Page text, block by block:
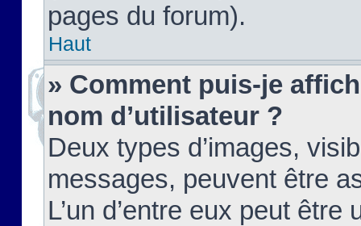
pages du forum).
Haut
» Comment puis-je
nom d’utilisateur ?
Deux types d’images,
messages, peuvent être
L’un d’entre eux peut